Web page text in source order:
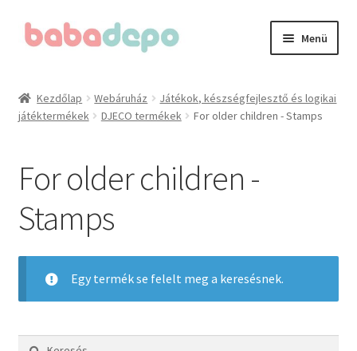
Ugrás
Kilépés
Menü
A fiókom
Általános Szerződési Feltételek (ÁSZF)
Cégünkről
Kezdőlap Webáruház
Játékok, készségfejlesztő és logikai
játéktermékek
DJECO termékek For older children - Stamps
For older children -
Stamps
Egy termék se felelt meg a keresésnek.
Keresés: